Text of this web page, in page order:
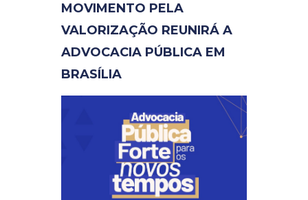
MOVIMENTO PELA
VALORIZAÇÃO REUNIRÁ A
ADVOCACIA PÚBLICA EM
BRASÍLIA